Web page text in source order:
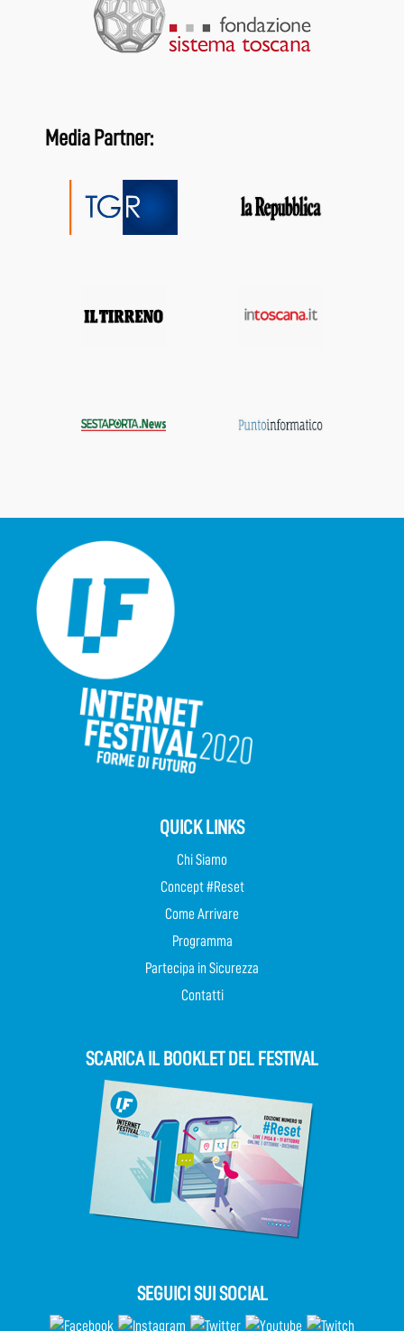
Media Partner:
QUICK LINKS
Chi Siamo
Concept #Reset
Come Arrivare
Programma
Partecipa in Sicurezza
Contatti
SCARICA IL BOOKLET DEL FESTIVAL
SEGUICI SUI SOCIAL